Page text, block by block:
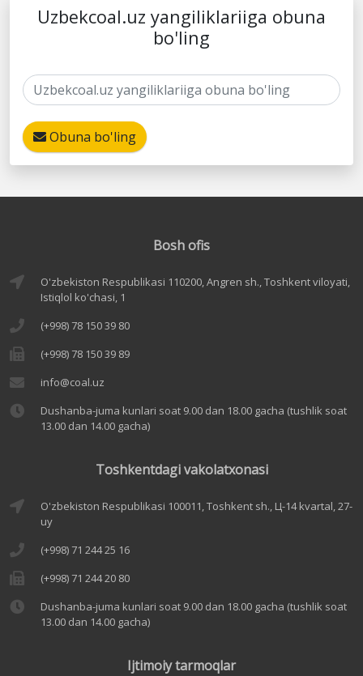
Uzbekcoal.uz yangiliklariiga obuna
bo'ling
Obuna bo'ling
Bosh ofis
O'zbekiston Respublikasi 110200, Angren sh., Toshkent viloyati,
Istiqlol ko'chasi, 1
(+998) 78 150 39 80
(+998) 78 150 39 89
info@coal.uz
Dushanba-juma kunlari soat 9.00 dan 18.00 gacha (tushlik soat
13.00 dan 14.00 gacha)
Toshkentdagi vakolatxonasi
O'zbekiston Respublikasi 100011, Toshkent sh., Ц-14 kvartal, 27-
uy
(+998) 71 244 25 16
(+998) 71 244 20 80
Dushanba-juma kunlari soat 9.00 dan 18.00 gacha (tushlik soat
13.00 dan 14.00 gacha)
Ijtimoiy tarmoqlar